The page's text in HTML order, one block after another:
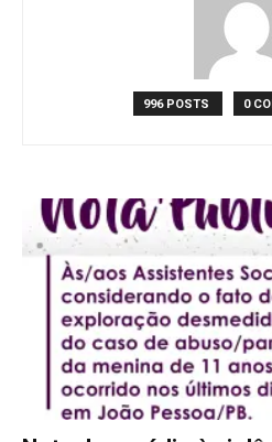
996 POSTS 0